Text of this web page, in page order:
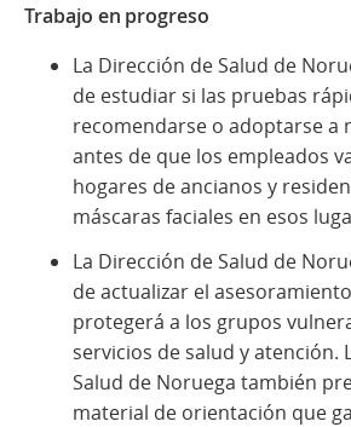
Trabajo en progreso
La Dirección de Salud de
de estudiar si las pruebas
recomendarse o adoptarse a
antes de que los empleados
hogares de ancianos y
máscaras faciales en esos
La Dirección de Salud de
de actualizar el
protegerá a los grupos
servicios de salud y atención.
Salud de Noruega también
material de orientación que